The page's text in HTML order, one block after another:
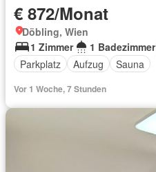
€ 872/Monat
Döbling, Wien
1 Zimmer
1 Badezimmer
Parkplatz
Aufzug Sauna
Vor 1 Woche, 7 Stunden